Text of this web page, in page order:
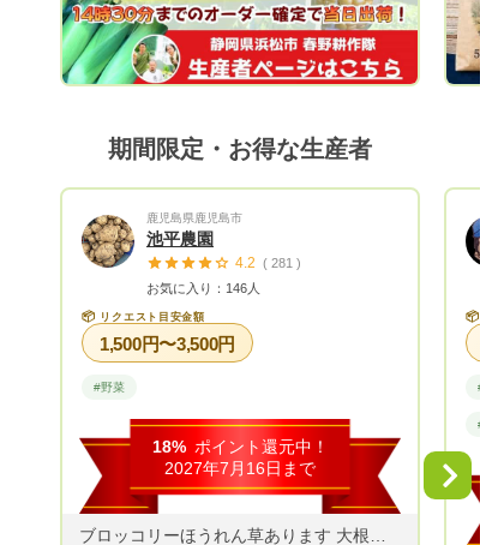
しており、特に夏のトウモロコシは、春野
町内で大人気！ 冬の大根は、まるで梨の
ような甘さと食感が楽しめます。 野菜か
期間限定・お得な生産者
鹿児島県鹿児島市
池平農園
4.2 ( 281 )
お気に入り：146人
📦 リクエスト目安金額
1,500円〜3,500円
#野菜
18% ポイント還元中！
2027年7月16日まで
ブロッコリーほうれん草あります 大根キャベツじゃがいもチンゲン菜 なすピーマンおくらその他葉物根もの
📦
Next